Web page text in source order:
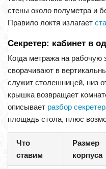
стены около полуметра и
Правило локтя излагает
Секретер: кабинет в
Когда метража на рабочую
сворачивают в
служит столешницей, низ
крышка возвращает
описывает разбор
площадь стола, плюс
Что
ставим
Размер
корпуса